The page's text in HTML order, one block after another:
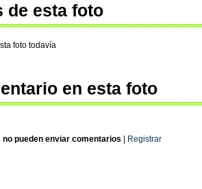
de esta foto
foto todavía
en esta foto
pueden enviar comentarios Registrar